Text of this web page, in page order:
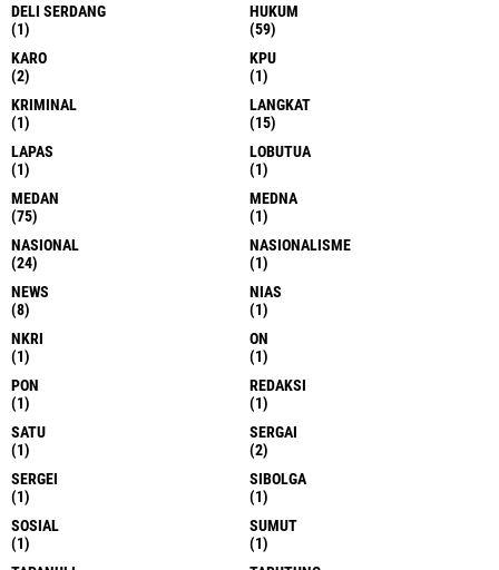
DELI SERDANG
(1)
HUKUM
(59)
KARO
(2)
KPU
(1)
KRIMINAL
(1)
LANGKAT
(15)
LAPAS
(1)
LOBUTUA
(1)
MEDAN
(75)
MEDNA
(1)
NASIONAL
(24)
NASIONALISME
(1)
NEWS
(8)
NIAS
(1)
NKRI
(1)
ON
(1)
PON
(1)
REDAKSI
(1)
SATU
(1)
SERGAI
(2)
SERGEI
(1)
SIBOLGA
(1)
SOSIAL
(1)
SUMUT
(1)